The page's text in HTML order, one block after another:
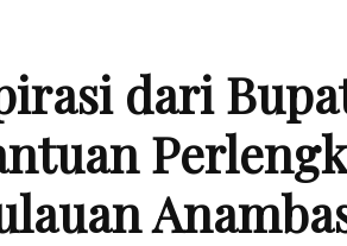
dari